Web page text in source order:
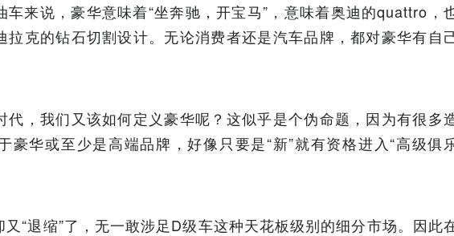
来说，豪华意味着“坐奔驰，开宝马”，意味着奥迪的quattro，
克的钻石切割设计。无论消费者还是汽车品牌，都对豪华有自
，我们又该如何定义豪华呢？这似乎是个伪命题，因为有很多
豪华或至少是高端品牌，好像只要是“新”就有资格进入“高级俱
“退缩”了，无一敢涉足D级车这种天花板级别的细分市场。因此